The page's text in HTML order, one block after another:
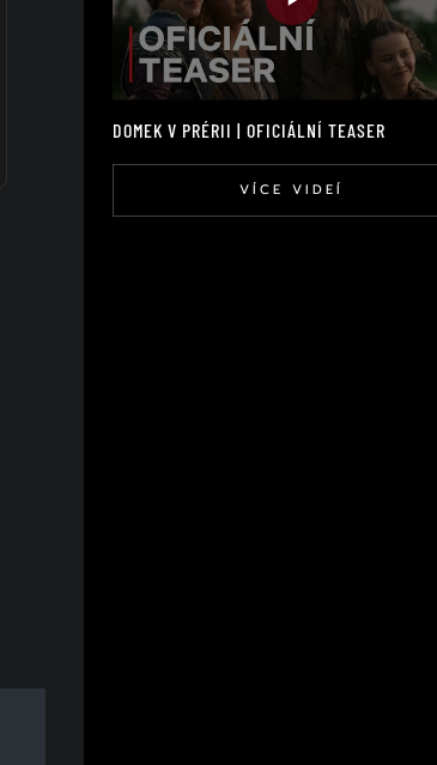
DOMEK V PRÉRII | OFICIÁLNÍ TEASER
VÍCE VIDEÍ